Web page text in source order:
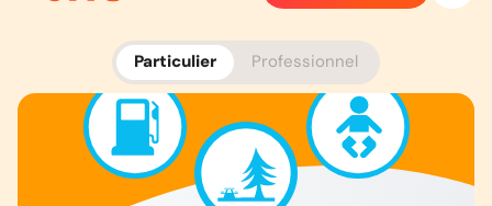
Particulier Professionnel